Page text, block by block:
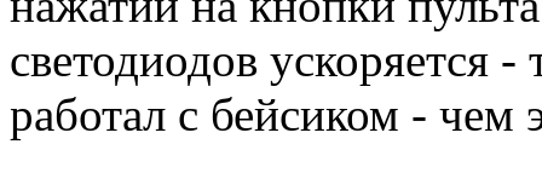
светодиодов ускоряется
работал с бейсиком - чем